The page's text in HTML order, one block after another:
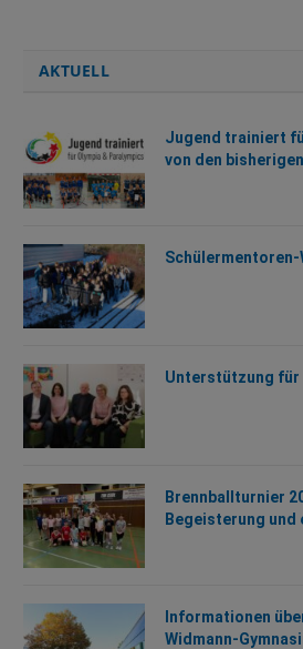
AKTUELL
Jugend trainiert
von den
Unterstützung für
Brennballturnier
Begeisterung und
Informationen
Widmann-